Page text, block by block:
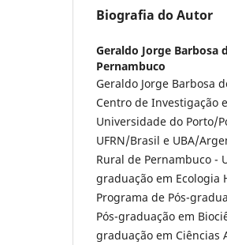
Biografia do Autor
Geraldo Jorge Barbosa
Pernambuco
Geraldo Jorge Barbosa
Centro de Investigação
Universidade do Porto/
UFRN/Brasil e UBA/
Rural de Pernambuco -
graduação em Ecologia
Programa de Pós-
Pós-graduação em
graduação em Ciências